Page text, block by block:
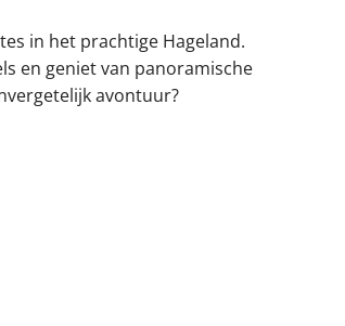
in het prachtige Hageland.
en geniet van panoramische
avontuur?